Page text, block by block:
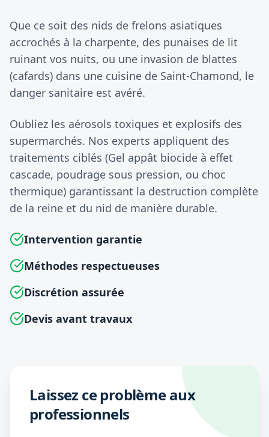
Que ce soit des nids de frelons asiatiques
accrochés à la charpente, des punaises de lit
ruinant vos nuits, ou une invasion de blattes
(cafards) dans une cuisine de Saint-Chamond, le
danger sanitaire est avéré.
Oubliez les aérosols toxiques et explosifs des
supermarchés. Nos experts appliquent des
traitements ciblés (Gel appât biocide à effet
cascade, poudrage sous pression, ou choc
thermique) garantissant la destruction complète
de la reine et du nid de manière durable.
Intervention garantie
Méthodes respectueuses
Discrétion assurée
Devis avant travaux
Laissez ce problème aux
professionnels